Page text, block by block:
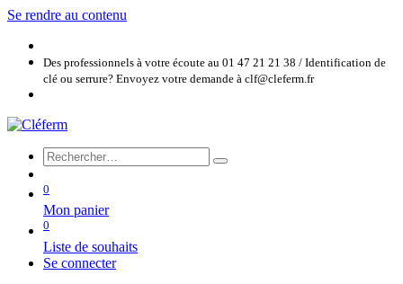
Se rendre au contenu
Des professionnels à votre écoute au 01 47 21 21 38 / Identification de
clé ou serrure? Envoyez votre demande à clf@cleferm.fr
0
Mon panier
0
Liste de souhaits
Se connecter